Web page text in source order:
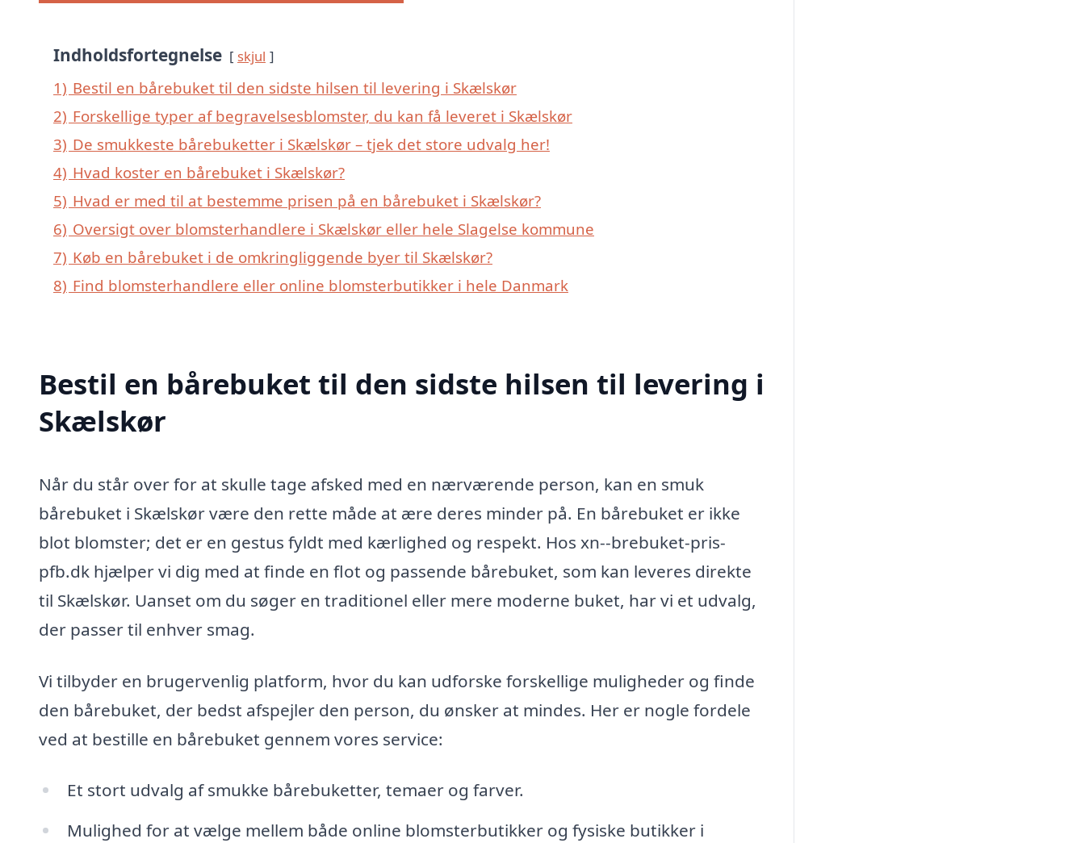
Indholdsfortegnelse skjul
1) Bestil en bårebuket til den sidste hilsen til levering i Skælskør
2) Forskellige typer af begravelsesblomster, du kan få leveret i Skælskør
3) De smukkeste bårebuketter i Skælskør – tjek det store udvalg her!
4) Hvad koster en bårebuket i Skælskør?
5) Hvad er med til at bestemme prisen på en bårebuket i Skælskør?
6) Oversigt over blomsterhandlere i Skælskør eller hele Slagelse kommune
7) Køb en bårebuket i de omkringliggende byer til Skælskør?
8) Find blomsterhandlere eller online blomsterbutikker i hele Danmark
Bestil en bårebuket til den sidste hilsen til levering i
Skælskør
Når du står over for at skulle tage afsked med en nærværende person, kan en smuk
bårebuket i Skælskør være den rette måde at ære deres minder på. En bårebuket er ikke
blot blomster; det er en gestus fyldt med kærlighed og respekt. Hos xn--brebuket-pris-
pfb.dk hjælper vi dig med at finde en flot og passende bårebuket, som kan leveres direkte
til Skælskør. Uanset om du søger en traditionel eller mere moderne buket, har vi et udvalg,
der passer til enhver smag.
Vi tilbyder en brugervenlig platform, hvor du kan udforske forskellige muligheder og finde
den bårebuket, der bedst afspejler den person, du ønsker at mindes. Her er nogle fordele
ved at bestille en bårebuket gennem vores service:
Et stort udvalg af smukke bårebuketter, temaer og farver.
Mulighed for at vælge mellem både online blomsterbutikker og fysiske butikker i